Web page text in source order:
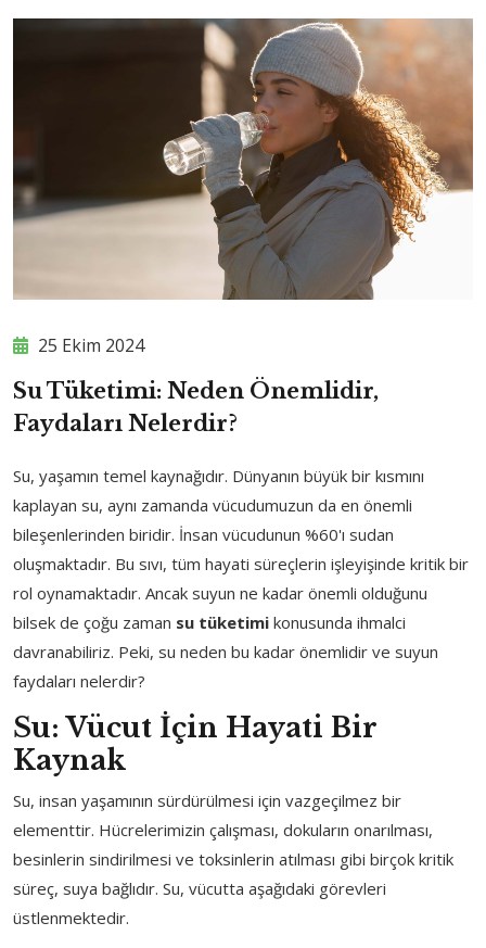
25 Ekim 2024
Su Tüketimi: Neden Önemlidir,
Faydaları Nelerdir?
Su, yaşamın temel kaynağıdır. Dünyanın büyük bir kısmını
kaplayan su, aynı zamanda vücudumuzun da en önemli
bileşenlerinden biridir. İnsan vücudunun %60'ı sudan
oluşmaktadır. Bu sıvı, tüm hayati süreçlerin işleyişinde kritik bir
rol oynamaktadır. Ancak suyun ne kadar önemli olduğunu
bilsek de çoğu zaman su tüketimi konusunda ihmalci
davranabiliriz. Peki, su neden bu kadar önemlidir ve suyun
faydaları nelerdir?
Su: Vücut İçin Hayati Bir
Kaynak
Su, insan yaşamının sürdürülmesi için vazgeçilmez bir
elementtir. Hücrelerimizin çalışması, dokuların onarılması,
besinlerin sindirilmesi ve toksinlerin atılması gibi birçok kritik
süreç, suya bağlıdır. Su, vücutta aşağıdaki görevleri
üstlenmektedir.